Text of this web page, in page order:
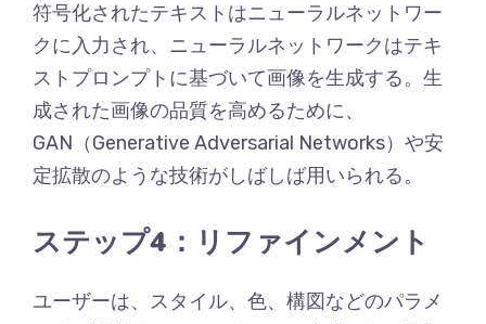
符号化されたテキストはニューラルネットワー
クに入力され、ニューラルネットワークはテキ
ストプロンプトに基づいて画像を生成する。生
成された画像の品質を高めるために、
GAN（Generative Adversarial Networks）や安
定拡散のような技術がしばしば用いられる。
ステップ4：リファインメント
ユーザーは、スタイル、色、構図などのパラメ